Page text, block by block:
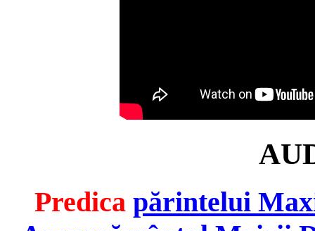
Predica părintelui